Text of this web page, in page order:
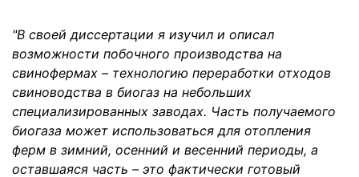
"В своей диссертации я изучил и описал
возможности побочного производства на
свинофермах – технологию переработки отходов
свиноводства в биогаз на небольших
специализированных заводах. Часть получаемого
биогаза может использоваться для отопления
ферм в зимний, осенний и весенний периоды, а
оставшаяся часть – это фактически готовый